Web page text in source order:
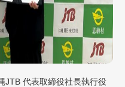
代表取締役社長執行役